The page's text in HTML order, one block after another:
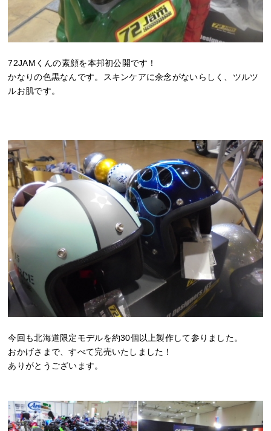
72JAMくんの素顔を本邦初公開です！
かなりの色黒なんです。スキンケアに余念がないらしく、ツルツ
ルお肌です。
今回も北海道限定モデルを約30個以上製作して参りました。
おかげさまで、すべて完売いたしました！
ありがとうございます。